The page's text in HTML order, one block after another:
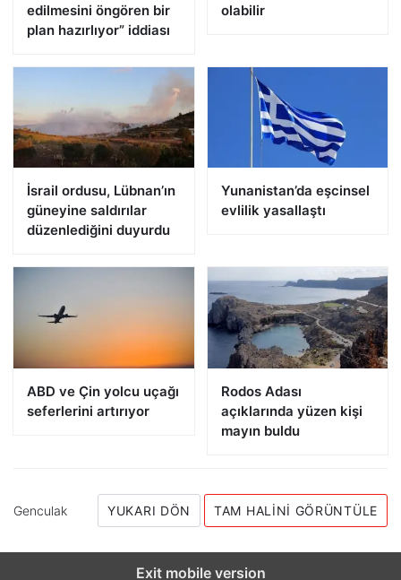
edilmesini öngören bir
plan hazırlıyor” iddiası
olabilir
İsrail ordusu, Lübnan’ın
güneyine saldırılar
düzenlediğini duyurdu
Yunanistan’da eşcinsel
evlilik yasallaştı
ABD ve Çin yolcu uçağı
seferlerini artırıyor
Rodos Adası
açıklarında yüzen kişi
mayın buldu
Genculak YUKARI DÖN TAM HALINI GÖRÜNTÜLE
Exit mobile version